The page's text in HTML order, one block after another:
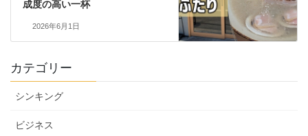
成度の高い一杯
2026年6月1日
カテゴリー
シンキング
ビジネス